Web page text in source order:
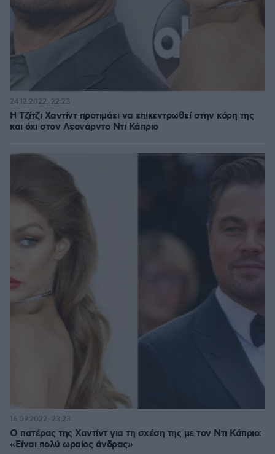
Η Τζίτζι Χαντίντ προτιμάει να επικεντρωθεί στην κόρη της
και όχι στον Λεονάρντο Ντι Κάπριο
24.12.2022, 22:23
Ο πατέρας της Χαντίντ για τη σχέση της με τον Ντι Κάπριο:
«Είναι πολύ ωραίος άνδρας»
16.09.2022, 23:23